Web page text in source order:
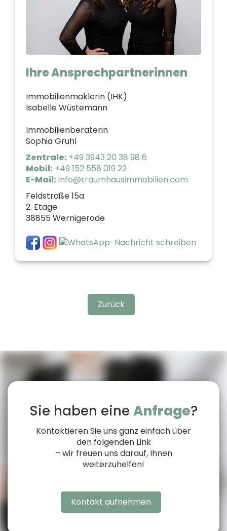
Ihre Ansprechpartnerinnen
Immobilienmaklerin (IHK)
Isabelle Wüstemann
Immobilienberaterin
Sophia Gruhl
Zentrale: +49 3943 20 38 98 6
Mobil: +49 152 558 019 22
E-Mail: info@traumhausimmobilien.com
Feldstraße 15a
2. Etage
38855 Wernigerode
Zurück
Sie haben eine Anfrage?
Kontaktieren Sie uns ganz einfach über
den folgenden Link
– wir freuen uns darauf, Ihnen
weiterzuhelfen!
Kontakt aufnehmen